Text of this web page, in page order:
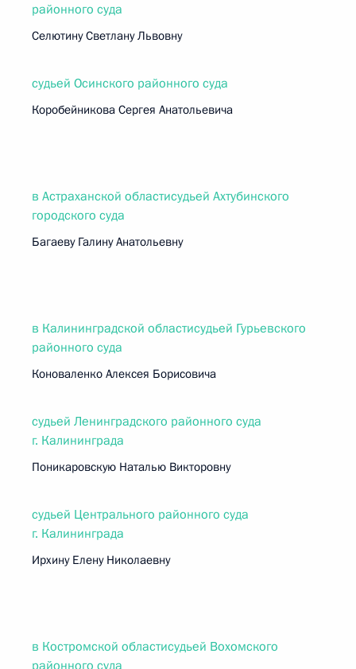
районного суда
Селютину Светлану Львовну
судьей Осинского районного суда
Коробейникова Сергея Анатольевича
в Астраханской областисудьей Ахтубинского
городского суда
Багаеву Галину Анатольевну
в Калининградской областисудьей Гурьевского
районного суда
Коноваленко Алексея Борисовича
судьей Ленинградского районного суда
г. Калининграда
Поникаровскую Наталью Викторовну
судьей Центрального районного суда
г. Калининграда
Ирхину Елену Николаевну
в Костромской областисудьей Вохомского